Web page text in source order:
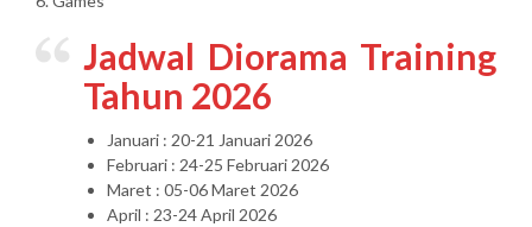
Jadwal Diorama Training
Tahun 2026
Januari : 20-21 Januari 2026
Februari : 24-25 Februari 2026
Maret : 05-06 Maret 2026
April : 23-24 April 2026